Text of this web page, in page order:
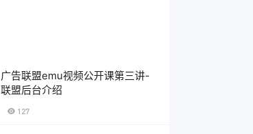
广告联盟emu视频公开课第三讲-
联盟后台介绍
127